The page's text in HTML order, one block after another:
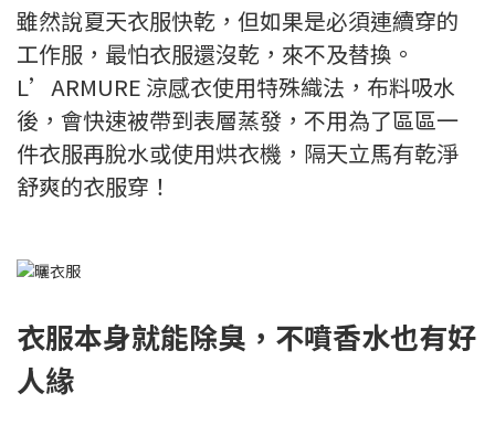
雖然說夏天衣服快乾，但如果是必須連續穿的
工作服，最怕衣服還沒乾，來不及替換。
L’ARMURE 涼感衣使用特殊織法，布料吸水
後，會快速被帶到表層蒸發，不用為了區區一
件衣服再脫水或使用烘衣機，隔天立馬有乾淨
舒爽的衣服穿！
衣服本身就能除臭，不噴香水也有好
人緣